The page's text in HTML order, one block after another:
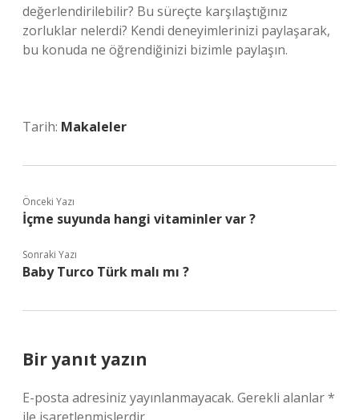
değerlendirilebilir? Bu süreçte karşılaştığınız
zorluklar nelerdi? Kendi deneyimlerinizi paylaşarak,
bu konuda ne öğrendiğinizi bizimle paylaşın.
Tarih: Makaleler
Önceki Yazı
İçme suyunda hangi vitaminler var ?
Sonraki Yazı
Baby Turco Türk malı mı ?
Bir yanıt yazın
E-posta adresiniz yayınlanmayacak. Gerekli alanlar*